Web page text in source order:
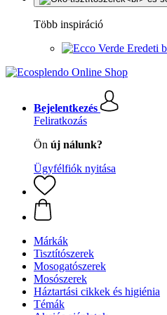
Több inspiráció
Eredeti
Bejelentkezés
Feliratkozás
Ön új nálunk?
Ügyfélfiók nyitása
Márkák
Tisztítószerek
Mosogatószerek
Mosószerek
Háztartási cikkek és higiénia
Témák